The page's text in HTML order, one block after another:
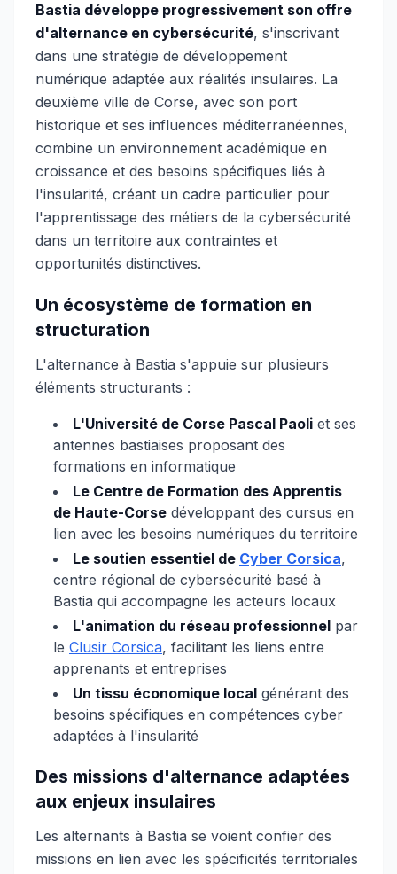
Bastia développe progressivement son offre
d'alternance en cybersécurité, s'inscrivant
dans une stratégie de développement
numérique adaptée aux réalités insulaires. La
deuxième ville de Corse, avec son port
historique et ses influences méditerranéennes,
combine un environnement académique en
croissance et des besoins spécifiques liés à
l'insularité, créant un cadre particulier pour
l'apprentissage des métiers de la cybersécurité
dans un territoire aux contraintes et
opportunités distinctives.
Un écosystème de formation en
structuration
L'alternance à Bastia s'appuie sur plusieurs
éléments structurants :
L'Université de Corse Pascal Paoli et ses
antennes bastiaises proposant des
formations en informatique
Le Centre de Formation des Apprentis
de Haute-Corse développant des cursus en
lien avec les besoins numériques du territoire
Le soutien essentiel de Cyber Corsica,
centre régional de cybersécurité basé à
Bastia qui accompagne les acteurs locaux
L'animation du réseau professionnel par
le Clusir Corsica, facilitant les liens entre
apprenants et entreprises
Un tissu économique local générant des
besoins spécifiques en compétences cyber
adaptées à l'insularité
Des missions d'alternance adaptées
aux enjeux insulaires
Les alternants à Bastia se voient confier des
missions en lien avec les spécificités territoriales